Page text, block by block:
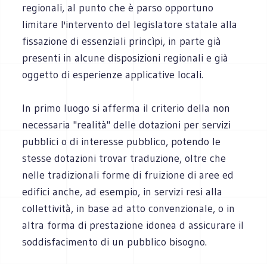
regionali, al punto che è parso opportuno
limitare l'intervento del legislatore statale alla
fissazione di essenziali princìpi, in parte già
presenti in alcune disposizioni regionali e già
oggetto di esperienze applicative locali.
In primo luogo si afferma il criterio della non
necessaria "realità" delle dotazioni per servizi
pubblici o di interesse pubblico, potendo le
stesse dotazioni trovar traduzione, oltre che
nelle tradizionali forme di fruizione di aree ed
edifici anche, ad esempio, in servizi resi alla
collettività, in base ad atto convenzionale, o in
altra forma di prestazione idonea d assicurare il
soddisfacimento di un pubblico bisogno.